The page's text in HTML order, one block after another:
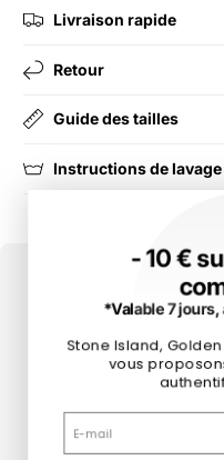
Livraison rapide
Retour
Guide des tailles
Instructions de lavage
Tu cherches un
Sélectionne ta
- 10 €
*Valable 7
Stone Island,
vous
E-mail